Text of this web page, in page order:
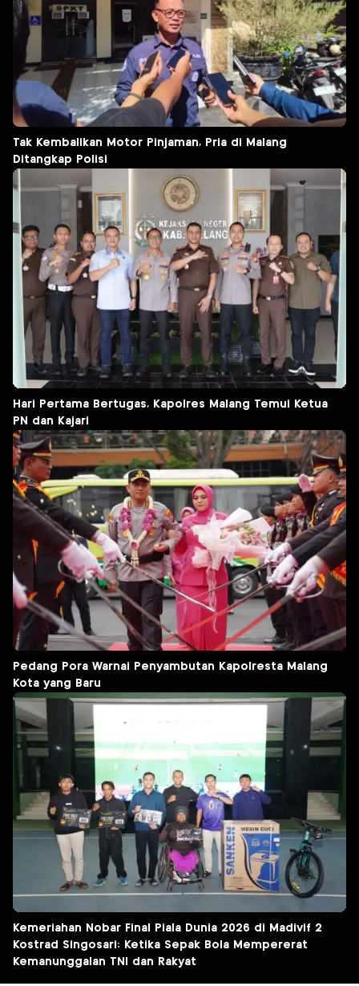
Tak Kembalikan Motor Pinjaman, Pria di Malang
Ditangkap Polisi
Hari Pertama Bertugas, Kapolres Malang Temui Ketua
PN dan Kajari
Pedang Pora Warnai Penyambutan Kapolresta Malang
Kota yang Baru
Kemeriahan Nobar Final Piala Dunia 2026 di Madivif 2
Kostrad Singosari: Ketika Sepak Bola Mempererat
Kemanunggalan TNI dan Rakyat